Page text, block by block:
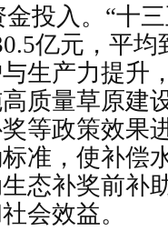
金投入。“十
亿元，平
生产力提升
质量草原建
等政策效果
准，使补偿
态补奖前补
会效益。